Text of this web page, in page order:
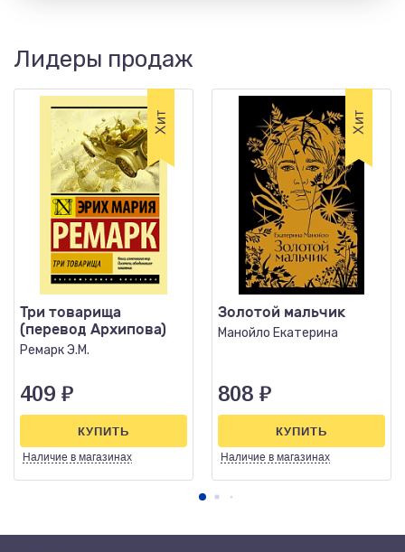
Лидеры продаж
Три товарища
(перевод Архипова)
Ремарк Э.М.
409 ₽
Наличие в магазинах
КУПИТЬ
Золотой мальчик
Манойло Екатерина
808 ₽
Наличие в магазинах
КУПИТЬ